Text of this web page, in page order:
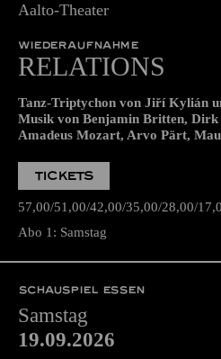
Aalto-Theater
WIEDERAUFNAHME
RELATIONS
Tanz-Triptychon von Jiří Kylián
Musik von Benjamin Britten, Dirk
Amadeus Mozart, Arvo Pärt,
TICKETS
57,00 51,00 42,00 35,00 28,00
Abo 1: Samstag
SCHAUSPIEL ESSEN
Samstag
19.09.2026